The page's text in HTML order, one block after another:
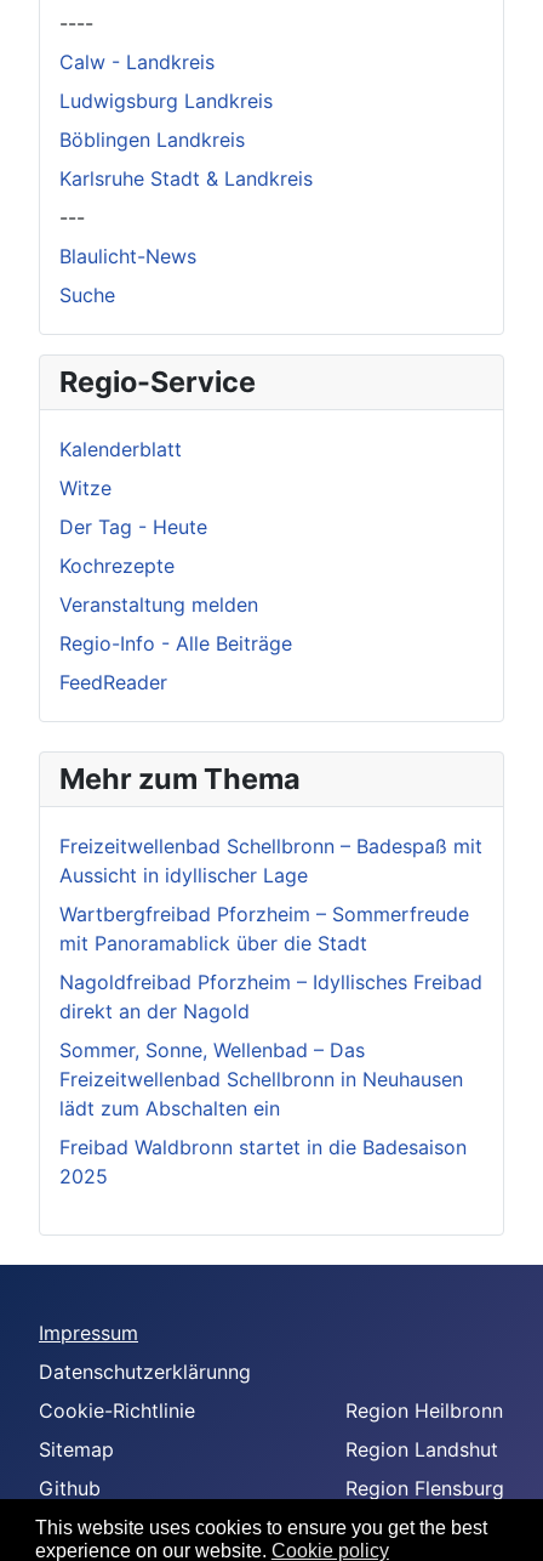
This website uses cookies to ensure you get the best
experience on our website. Cookie policy
----
Calw - Landkreis
Ludwigsburg Landkreis
Böblingen Landkreis
Karlsruhe Stadt & Landkreis
---
Blaulicht-News
Suche
Regio-Service
Kalenderblatt
Witze
Der Tag - Heute
Kochrezepte
Veranstaltung melden
Regio-Info - Alle Beiträge
FeedReader
Mehr zum Thema
Freizeitwellenbad Schellbronn – Badespaß mit
Aussicht in idyllischer Lage
Wartbergfreibad Pforzheim – Sommerfreude
mit Panoramablick über die Stadt
Nagoldfreibad Pforzheim – Idyllisches Freibad
direkt an der Nagold
Sommer, Sonne, Wellenbad – Das
Freizeitwellenbad Schellbronn in Neuhausen
lädt zum Abschalten ein
Freibad Waldbronn startet in die Badesaison
2025
Impressum
Datenschutzerklärunng
Cookie-Richtlinie
Sitemap
Github
-
Region Heilbronn
Region Landshut
Region Flensburg
Region Amberg